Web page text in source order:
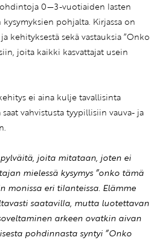
0—3-vuotiaiden lasten
pohjalta. Kirjassa on
kehityksestä sekä vastauksia ”Onko
joita kaikki kasvattajat usein
ei aina kulje tavallisinta
vahvistusta tyypillisiin vauva- ja
joita mitataan, joten ei
mielessä kysymys ”onko tämä
monissa eri tilanteissa. Elämme
saatavilla, mutta luotettavan
arkeen ovatkin aivan
pohdinnasta syntyi ”Onko